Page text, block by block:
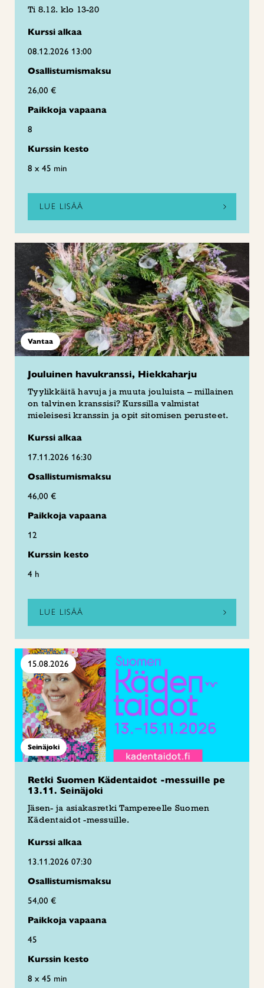
Ti 8.12. klo 13-20
Kurssi alkaa
08.12.2026 13:00
Osallistumismaksu
26,00 €
Paikkoja vapaana
8
Kurssin kesto
8 x 45 min
LUE LISÄÄ
Vantaa
Jouluinen havukranssi, Hiekkaharju
Tyylikkäitä havuja ja muuta jouluista – millainen
on talvinen kranssisi? Kurssilla valmistat
mieleisesi kranssin ja opit sitomisen perusteet.
Kurssi alkaa
17.11.2026 16:30
Osallistumismaksu
46,00 €
Paikkoja vapaana
12
Kurssin kesto
4 h
LUE LISÄÄ
15.08.2026
Seinäjoki
Retki Suomen Kädentaidot -messuille pe
13.11. Seinäjoki
Jäsen- ja asiakasretki Tampereelle Suomen
Kädentaidot -messuille.
Kurssi alkaa
13.11.2026 07:30
Osallistumismaksu
54,00 €
Paikkoja vapaana
45
Kurssin kesto
8 x 45 min